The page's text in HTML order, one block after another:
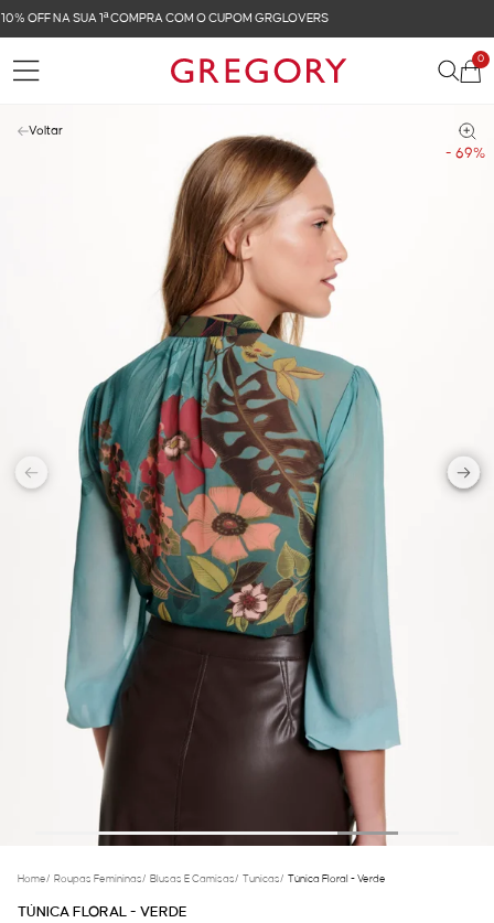
FRETE GRÁTIS NAS COMPRAS ACIMA DE R$ 899
0
- 69%
Voltar
Home/ Roupas Femininas/ Blusas E Camisas/ Tunicas/ Túnica Floral - Verde
TÚNICA FLORAL - VERDE